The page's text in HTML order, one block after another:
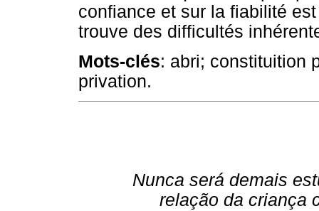
confiance et sur la fiabilité
trouve des difficultés
Mots-clés: abri; constituition
privation.
Nunca será demais
relação da criança